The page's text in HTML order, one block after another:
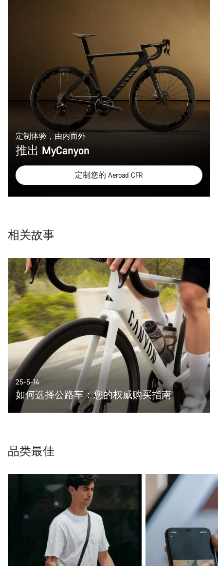
定制体验，由内而外
推出 MyCanyon
定制您的 Aeroad‎ CFR
相关故事
25-5-14
如何选择公路车：您的权威购买指南
品类最佳